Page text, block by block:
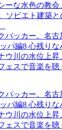
ーな水色の教
ソビエト建築
パッカー。名
パ編8 心残り
ウ川の水位上
ェスで音楽を聴
パッカー。名
パ編8 心残り
ウ川の水位上
ェスで音楽を聴